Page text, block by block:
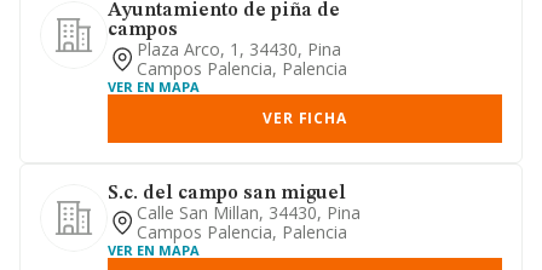
Ayuntamiento de piña de
campos
Plaza Arco, 1, 34430, Pina
Campos Palencia, Palencia
VER EN MAPA
VER FICHA
S.c. del campo san miguel
Calle San Millan, 34430, Pina
Campos Palencia, Palencia
VER EN MAPA